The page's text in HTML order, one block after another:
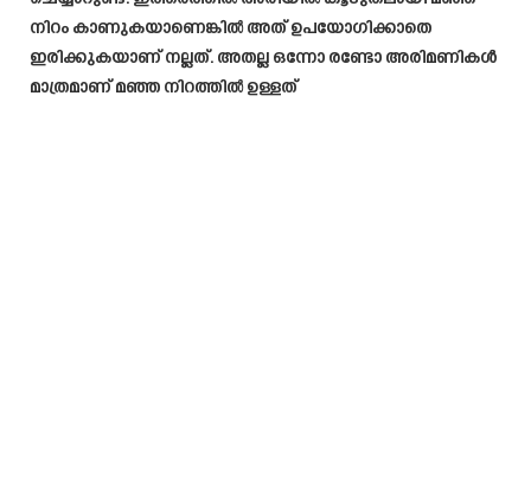
നിറം കാണുകയാണെങ്കിൽ അത് ഉപയോഗിക്കാതെ
ഇരിക്കുകയാണ് നല്ലത്. അതല്ല ഒന്നോ രണ്ടോ അരിമണികൾ
മാത്രമാണ് മഞ്ഞ നിറത്തിൽ ഉള്ളത്